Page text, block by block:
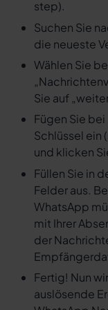
step).
Suchen Sie
die neueste
Wählen Sie
Sie auf
Fügen Sie
Schlüssel ein
und klicken
Füllen Sie in
Felder aus.
WhatsApp
mit Ihrer
der
Fertig! Nun
auslösende